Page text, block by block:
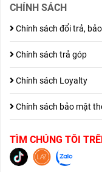
CHÍNH SÁCH
Chính sách đổi trả,
Chính sách trả góp
Chính sách Loyalty
Chính sách bảo mật
TÌM CHÚNG TÔI